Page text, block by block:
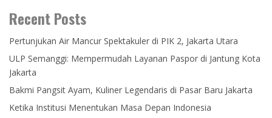
Recent Posts
Pertunjukan Air Mancur Spektakuler di PIK 2, Jakarta Utara
ULP Semanggi: Mempermudah Layanan Paspor di Jantung Kota
Jakarta
Bakmi Pangsit Ayam, Kuliner Legendaris di Pasar Baru Jakarta
Ketika Institusi Menentukan Masa Depan Indonesia